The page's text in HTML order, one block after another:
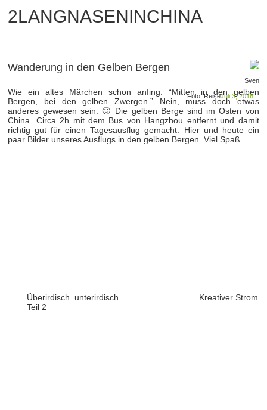
2LANGNASENINCHINA
Wanderung in den Gelben Bergen
Sven
Juli 3, 2016
Foto,Reise
Wie ein altes Märchen schon anfing: “Mitten in den gelben
Bergen, bei den gelben Zwergen.” Nein, muss doch etwas
anderes gewesen sein. 🙂 Die gelben Berge sind im Osten von
China. Circa 2h mit dem Bus von Hangzhou entfernt und damit
richtig gut für einen Tagesausflug gemacht. Hier und heute ein
paar Bilder unseres Ausflugs in den gelben Bergen. Viel Spaß
Überirdisch unterirdisch
Teil 2
Kreativer Strom